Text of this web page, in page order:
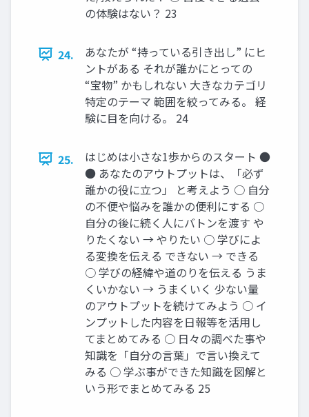
の体験はない？ 23
24.
あなたが “持っている引き出し” にヒ
ントがある それが誰かにとっての
“宝物” かもしれない 大きなカテゴリ
特定のテーマ 範囲を絞ってみる。 経
験に目を向ける。 24
25.
はじめは小さな1歩からのスタート ●
● あなたのアウトプットは、「必ず
誰かの役に立つ」 と考えよう ○ 自分
の不便や悩みを誰かの便利にする ○
自分の後に続く人にバトンを渡す や
りたくない → やりたい ○ 学びによ
る変換を伝える できない → できる
○ 学びの経緯や道のりを伝える うま
くいかない → うまくいく 少ない量
のアウトプットを続けてみよう ○ イ
ンプットした内容を日報等を活用し
てまとめてみる ○ 日々の調べた事や
知識を「自分の言葉」で言い換えて
みる ○ 学ぶ事ができた知識を図解と
いう形でまとめてみる 25